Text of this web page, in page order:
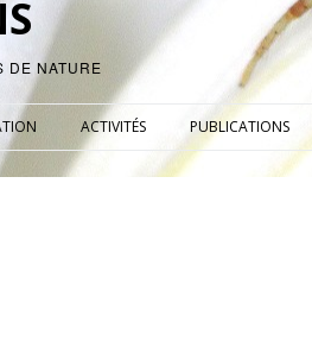
DE NATURE
ACTIVITÉS PUBLICATIONS